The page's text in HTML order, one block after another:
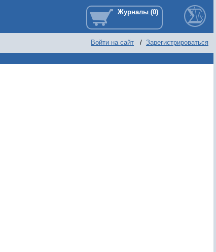
Войти на сайт / Зарегистрироваться